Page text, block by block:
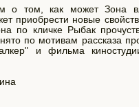
о том, как может Зона
приобрести новые
по кличке Рыбак
по мотивам рассказа
и фильма